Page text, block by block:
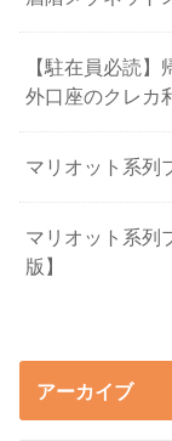
【駐在員必読
外口座のクレカ
マリオット系列
マリオット系列
版】
アーカイブ